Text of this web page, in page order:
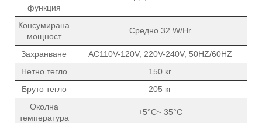
функция
Консумирана
мощност
Средно 32 W/Hr
Захранване
AC110V-120V, 220V-240V, 50HZ/60HZ
Нетно тегло
150 кг
Бруто тегло
205 кг
Околна
температура
+5°C~ 35°C